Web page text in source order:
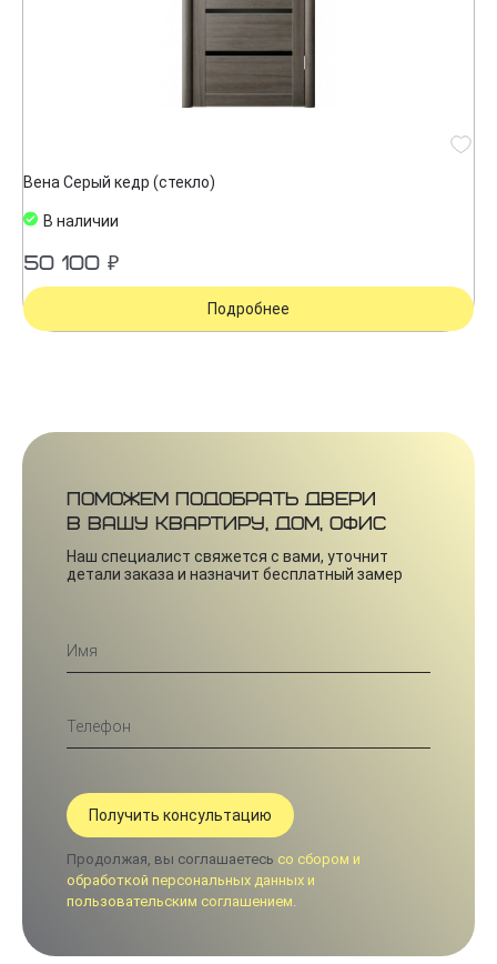
Вена Серый кедр (стекло)
В наличии
50 100 ₽
Подробнее
Поможем подобрать двери
в вашу квартиру, дом, офис
Наш специалист свяжется с вами, уточнит
детали заказа и назначит бесплатный замер
Продолжая, вы соглашаетесь со сбором и
обработкой персональных данных и
пользовательским соглашением.